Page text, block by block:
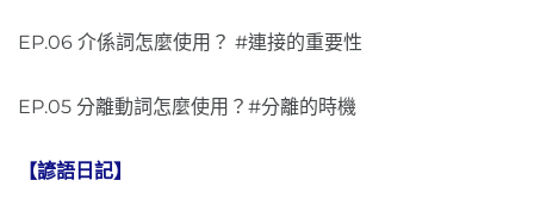
EP.06 介係詞怎麼使用？ #連接的重要性
EP.05 分離動詞怎麼使用？#分離的時機
【諺語日記】